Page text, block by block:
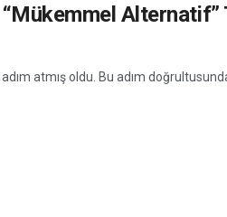
Alternatif”
atmış oldu. Bu adım